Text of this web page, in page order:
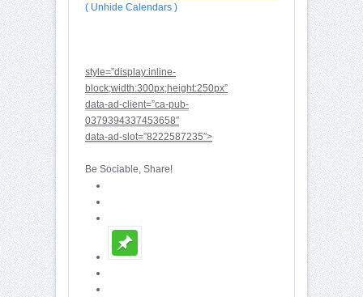
( Unhide Calendars )
style=”display:inline-
block;width:300px;height:250px”
data-ad-client=”ca-pub-
0379394337453658″
data-ad-slot=”8222587235″>
Be Sociable, Share!